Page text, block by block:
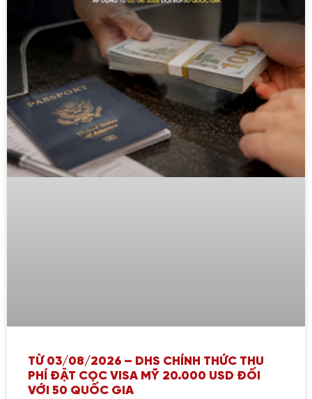
TỪ 03/08/2026 – DHS CHÍNH THỨC THU
PHÍ ĐẶT CỌC VISA MỸ 20.000 USD ĐỐI
VỚI 50 QUỐC GIA